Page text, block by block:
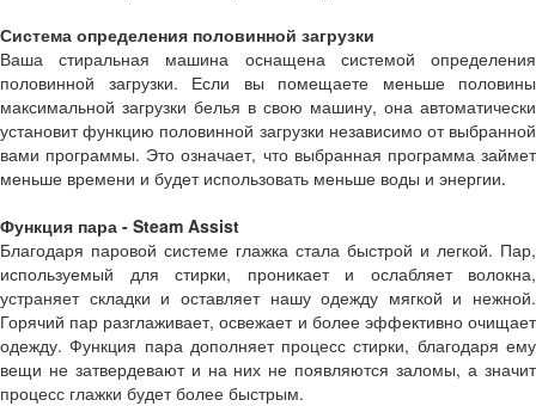
Система определения половинной загрузки
Ваша стиральная машина оснащена системой определения
половинной загрузки. Если вы помещаете меньше половины
максимальной загрузки белья в свою машину, она автоматически
установит функцию половинной загрузки независимо от выбранной
вами программы. Это означает, что выбранная программа займет
меньше времени и будет использовать меньше воды и энергии.
Функция пара - Steam Assist
Благодаря паровой системе глажка стала быстрой и легкой. Пар,
используемый для стирки, проникает и ослабляет волокна,
устраняет складки и оставляет нашу одежду мягкой и нежной.
Горячий пар разглаживает, освежает и более эффективно очищает
одежду. Функция пара дополняет процесс стирки, благодаря ему
вещи не затвердевают и на них не появляются заломы, а значит
процесс глажки будет более быстрым.